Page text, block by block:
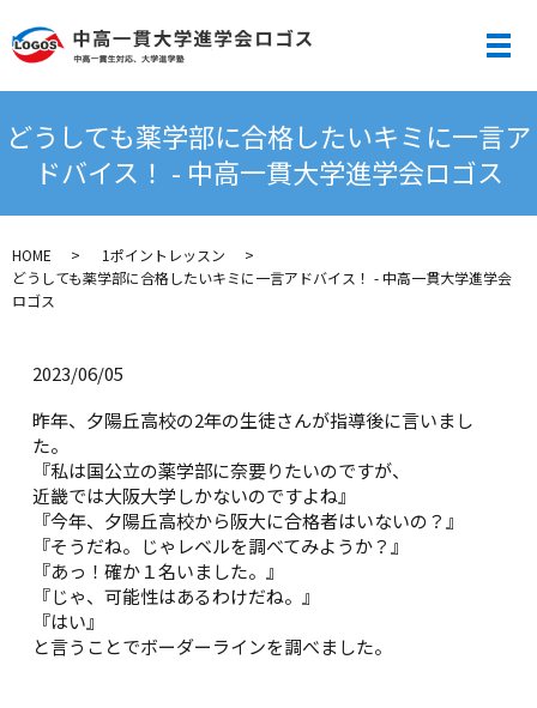
メ
どうしても薬学部に合格したいキミに一言ア
ドバイス！ - 中高一貫大学進学会ロゴス
HOME
1ポイントレッスン
どうしても薬学部に合格したいキミに一言アドバイス！ - 中高一貫大学進学会
ロゴス
2023/06/05
昨年、夕陽丘高校の2年の生徒さんが指導後に言いまし
た。
『私は国公立の薬学部に奈要りたいのですが、
近畿では大阪大学しかないのですよね』
『今年、夕陽丘高校から阪大に合格者はいないの？』
『そうだね。じゃレベルを調べてみようか？』
『あっ！確か１名いました。』
『じゃ、可能性はあるわけだね。』
『はい』
と言うことでボーダーラインを調べました。